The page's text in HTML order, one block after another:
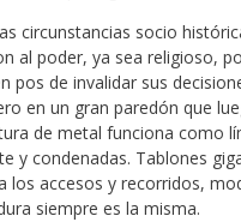
circunstancias socio
al poder, ya sea religioso,
pos de invalidar sus
en un gran paredón que
de metal funciona como
y condenadas. Tablones
los accesos y recorridos,
siempre es la misma.